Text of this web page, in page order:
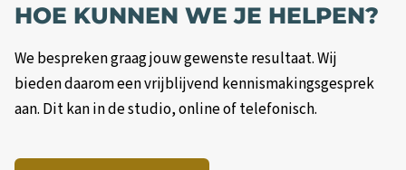
HOE KUNNEN WE JE HELPEN?
We bespreken graag jouw gewenste resultaat. Wij
bieden daarom een vrijblijvend kennismakingsgesprek
aan. Dit kan in de studio, online of telefonisch.